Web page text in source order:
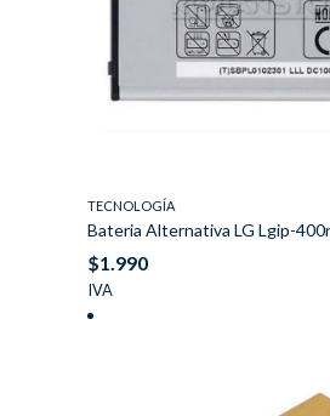
TECNOLOGÍA
Bateria Alternativa LG Lgip-
$1.990
IVA